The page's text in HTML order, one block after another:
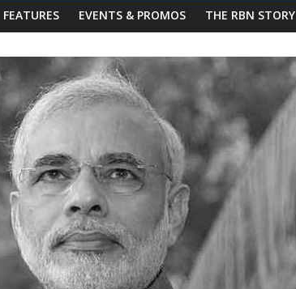
FEATURES EVENTS & PROMOS THE RBN STORY